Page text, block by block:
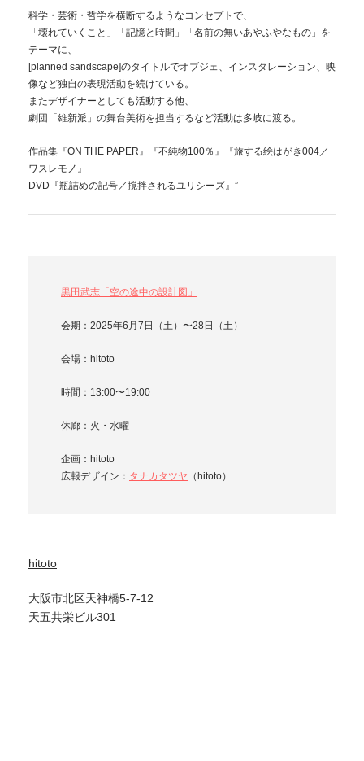
科学・芸術・哲学を横断するようなコンセプトで、
「壊れていくこと」「記憶と時間」「名前の無いあやふやなもの」を
テーマに、
[planned sandscape]のタイトルでオブジェ、インスタレーション、映
像など独自の表現活動を続けている。
またデザイナーとしても活動する他、
劇団「維新派」の舞台美術を担当するなど活動は多岐に渡る。
作品集『ON THE PAPER』『不純物100％』『旅する絵はがき004／
ワスレモノ』
DVD『瓶詰めの記号／撹拌されるユリシーズ』”
黒田武志「空の途中の設計図」
会期：2025年6月7日（土）〜28日（土）
会場：hitoto
時間：13:00〜19:00
休廊：火・水曜
企画：hitoto
広報デザイン： タナカタツヤ （hitoto）
hitoto
大阪市北区天神橋5-7-12
天五共栄ビル301